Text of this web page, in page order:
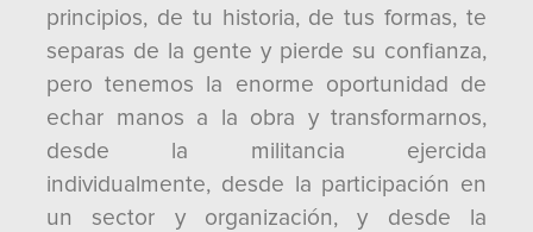
principios, de tu historia, de tus formas, te
separas de la gente y pierde su confianza,
pero tenemos la enorme oportunidad de
echar manos a la obra y transformarnos,
desde la militancia ejercida
individualmente, desde la participación en
un sector y organización, y desde la